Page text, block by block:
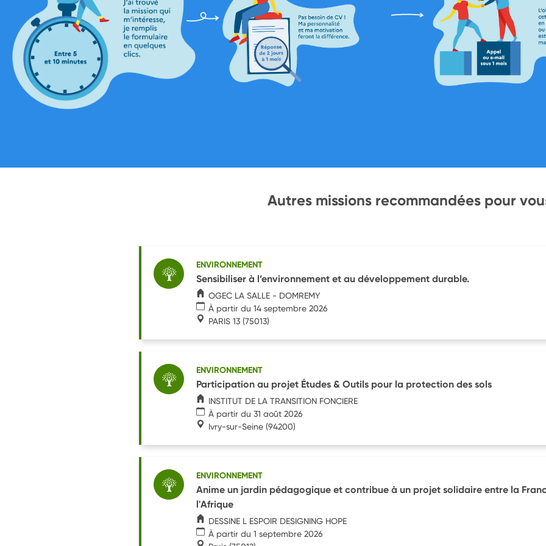
Autres missions recommandées pour
ENVIRONNEMENT
Sensibiliser à l’environnement et au développement durable.
OGEC LA SALLE - DOMREMY
À partir du 14 septembre 2026
PARIS 13 (75013)
ENVIRONNEMENT
Participation au projet Études & Outils pour la protection des sols
INSTITUT DE LA TRANSITION FONCIERE
À partir du 31 août 2026
Ivry-sur-Seine (94200)
ENVIRONNEMENT
Anime un jardin pédagogique et contribue à un projet solidaire entre la
l'Afrique
DESSINE L ESPOIR DESIGNING HOPE
À partir du 1 septembre 2026